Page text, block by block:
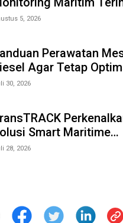
AI & IoT di
5, 2026
Perawatan
Agar Tetap
Lama
30, 2026
Smart Maritime
Berbasis AI
28, 2026